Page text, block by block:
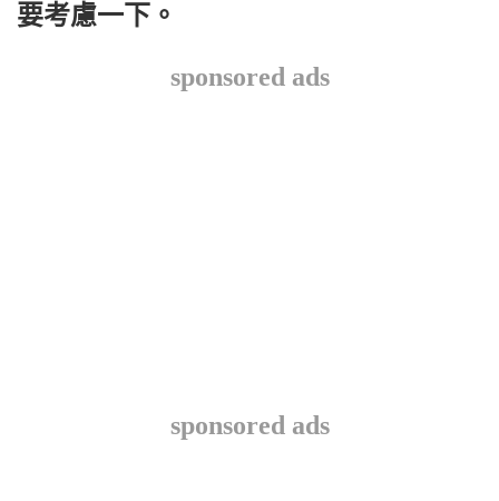
要考慮一下。
sponsored ads
sponsored ads